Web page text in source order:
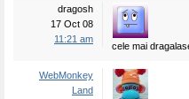
dragosh
17 Oct 08
11:21 am
cele mai
WebMonkey
Land